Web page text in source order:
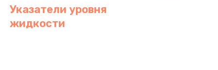
Указатели уровня
жидкости